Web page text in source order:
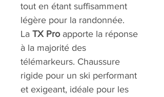
tout en étant suffisamment
légère pour la randonnée.
La TX Proapporte la réponse
à la majorité des
télémarkeurs. Chaussure
rigide pour un ski performant
et exigeant, idéale pour les